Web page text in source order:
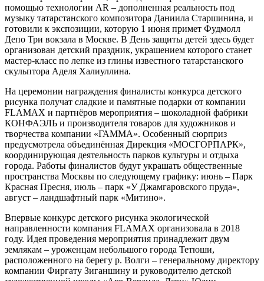
помощью технологии AR – дополненная реальность под
музыку татарстанского композитора Даниила Старшинина, и
готовили к экспозиции, которую 1 июня примет Фудмолл
Депо Три вокзала в Москве. В День защиты детей здесь будет
организован детский праздник, украшением которого станет
мастер-класс по лепке из глины известного татарстанского
скульптора Аделя Халиуллина.
На церемонии награждения финалисты конкурса детского
рисунка получат сладкие и памятные подарки от компании
FLAMAX и партнёров мероприятия – шоколадной фабрики
КОНФАЭЛЬ и производителя товаров для художников и
творчества компании «ГАММА». Особенный сюрприз
предусмотрела объединённая Дирекция «МОСГОРПАРК»,
координирующая деятельность парков культуры и отдыха
города. Работы финалистов будут украшать общественные
пространства Москвы по следующему графику: июнь – Парк
Красная Пресня, июль – парк «У Джамгаровского пруда»,
август – ландшафтный парк «Митино».
Впервые конкурс детского рисунка экологической
направленности компания FLAMAX организовала в 2018
году. Идея проведения мероприятия принадлежит двум
землякам – уроженцам небольшого города Тетюши,
расположенного на берегу р. Волги – генеральному директору
компании Фиргату Зиганшину и руководителю детской